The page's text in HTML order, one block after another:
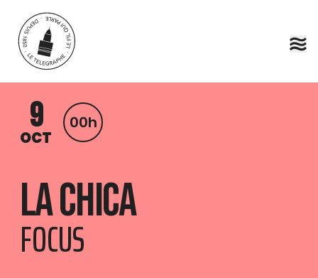
Aller au contenu principal
9
OCT
00h
La Chica
FOCUS